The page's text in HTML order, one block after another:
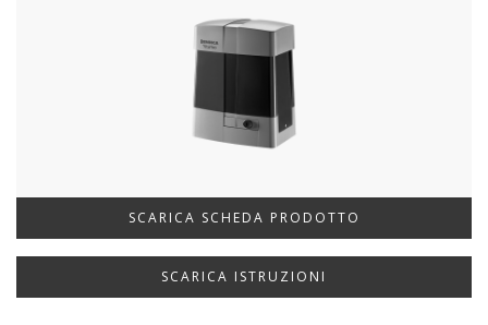
SCARICA SCHEDA PRODOTTO
SCARICA ISTRUZIONI